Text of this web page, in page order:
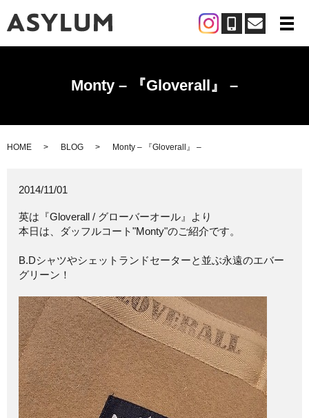
メ
Monty – 『Gloverall』 –
HOME BLOG Monty – 『Gloverall』 –
2014/11/01
英は『Gloverall / グローバーオール』より
本日は、ダッフルコート"Monty"のご紹介です。
B.Dシャツやシェットランドセーターと並ぶ永遠のエバー
グリーン！